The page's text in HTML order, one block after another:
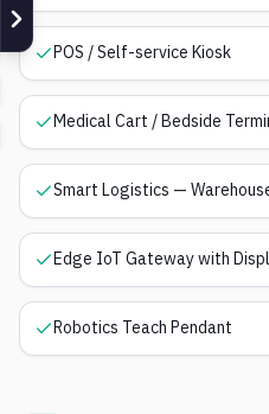
POS / Self-service Kiosk
Medical Cart / Bedside
Smart Logistics —
Edge IoT Gateway with
Robotics Teach Pendant